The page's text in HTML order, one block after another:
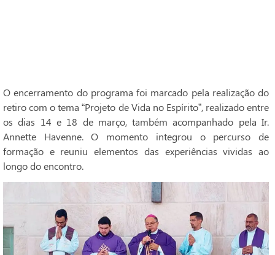
O encerramento do programa foi marcado pela realização do
retiro com o tema “Projeto de Vida no Espírito”, realizado entre
os dias 14 e 18 de março, também acompanhado pela Ir.
Annette Havenne. O momento integrou o percurso de
formação e reuniu elementos das experiências vividas ao
longo do encontro.